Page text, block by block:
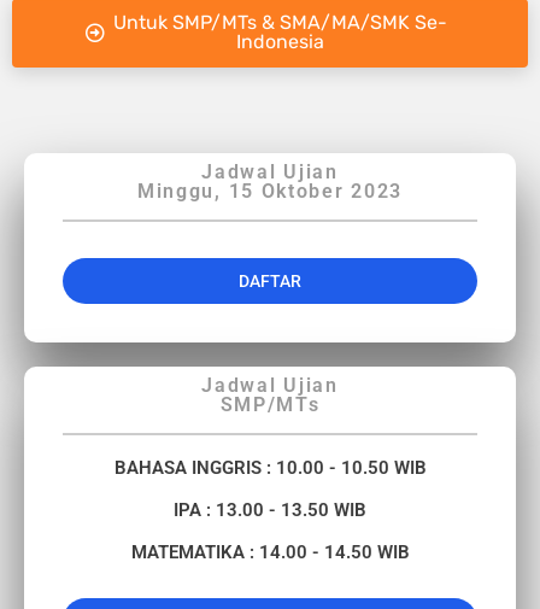
Untuk SMP/MTs & SMA/MA/SMK Se-
Indonesia
Jadwal Ujian
Minggu, 15 Oktober 2023
DAFTAR
Jadwal Ujian
SMP/MTs
BAHASA INGGRIS: 10.00 - 10.50 WIB
IPA : 13.00 - 13.50 WIB
MATEMATIKA : 14.00 - 14.50 WIB